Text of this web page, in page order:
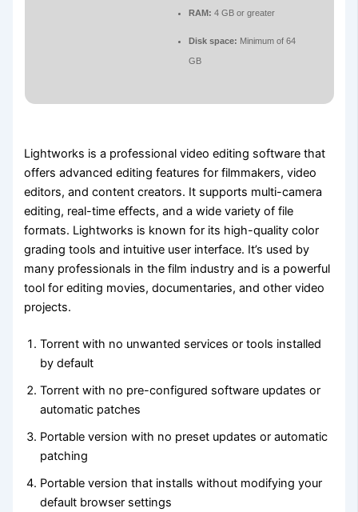
RAM: 4 GB or greater
Disk space: Minimum of 64
GB
Lightworks is a professional video editing software that
offers advanced editing features for filmmakers, video
editors, and content creators. It supports multi-camera
editing, real-time effects, and a wide variety of file
formats. Lightworks is known for its high-quality color
grading tools and intuitive user interface. It’s used by
many professionals in the film industry and is a powerful
tool for editing movies, documentaries, and other video
projects.
Torrent with no unwanted services or tools installed
by default
Torrent with no pre-configured software updates or
automatic patches
Portable version with no preset updates or automatic
patching
Portable version that installs without modifying your
default browser settings